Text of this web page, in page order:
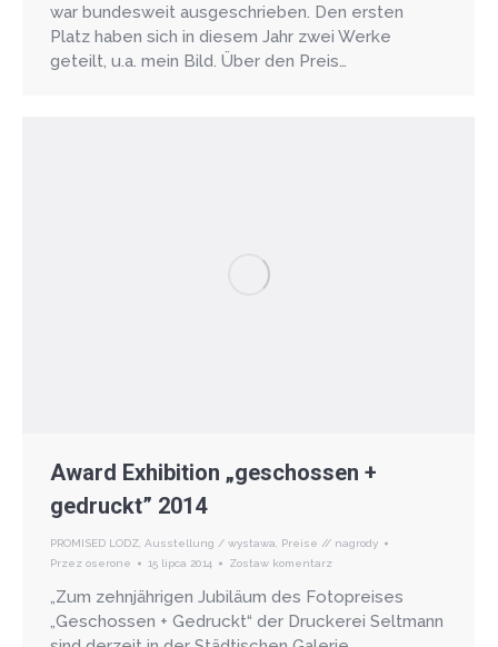
war bundesweit ausgeschrieben. Den ersten
Platz haben sich in diesem Jahr zwei Werke
geteilt, u.a. mein Bild. Über den Preis…
Award Exhibition „geschossen +
gedruckt” 2014
PROMISED LODZ, Ausstellung / wystawa, Preise // nagrody
Przez oserone 15 lipca 2014 Zostaw komentarz
„Zum zehnjährigen Jubiläum des Fotopreises
„Geschossen + Gedruckt“ der Druckerei Seltmann